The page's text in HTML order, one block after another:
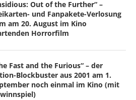
Out of the Further“ –
und Fanpakete-Verlosung
am 20. August im Kino
Horrorfilm
Fast and the Furious“ – der
Blockbuster aus 2001 am 1.
noch einmal im Kino (mit